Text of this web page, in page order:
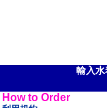
輸入
How to Order